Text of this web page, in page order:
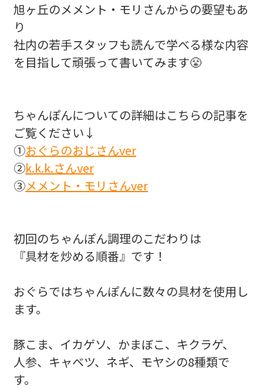
旭ヶ丘のメメント・モリさんからの要望もあ
り
社内の若手スタッフも読んで学べる様な内容
を目指して頑張って書いてみます😤
ちゃんぽんについての詳細はこちらの記事を
ご覧ください↓
①おぐらのおじさんver
②k.k.k.さんver
③メメント・モリさんver
初回のちゃんぽん調理のこだわりは
『具材を炒める順番』です！
おぐらではちゃんぽんに数々の具材を使用し
ます。
豚こま、イカゲソ、かまぼこ、キクラゲ、
人参、キャベツ、ネギ、モヤシの8種類で
す。